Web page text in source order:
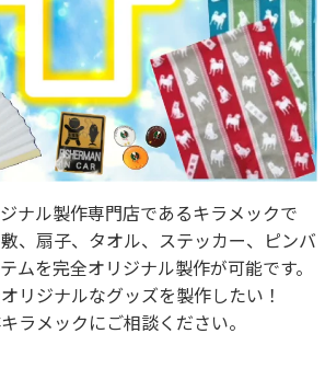
ナル製作専門店であるキラメックで
、扇子、タオル、ステッカー、ピンバ
ムを完全オリジナル製作が可能です。
リジナルなグッズを製作したい！
ラメックにご相談ください。